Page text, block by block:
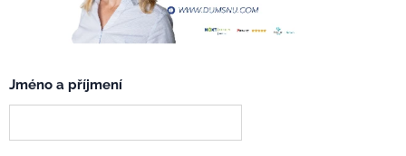
Jméno a příjmení